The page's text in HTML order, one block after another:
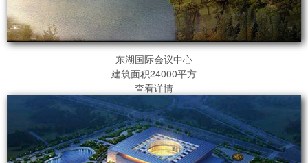
东湖国际会议中心
建筑面积24000平方
查看详情